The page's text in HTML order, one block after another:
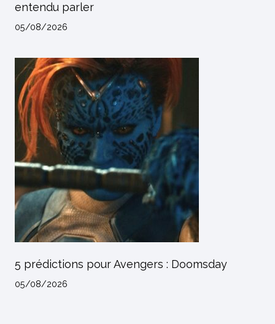
entendu parler
05/08/2026
5 prédictions pour Avengers : Doomsday
05/08/2026